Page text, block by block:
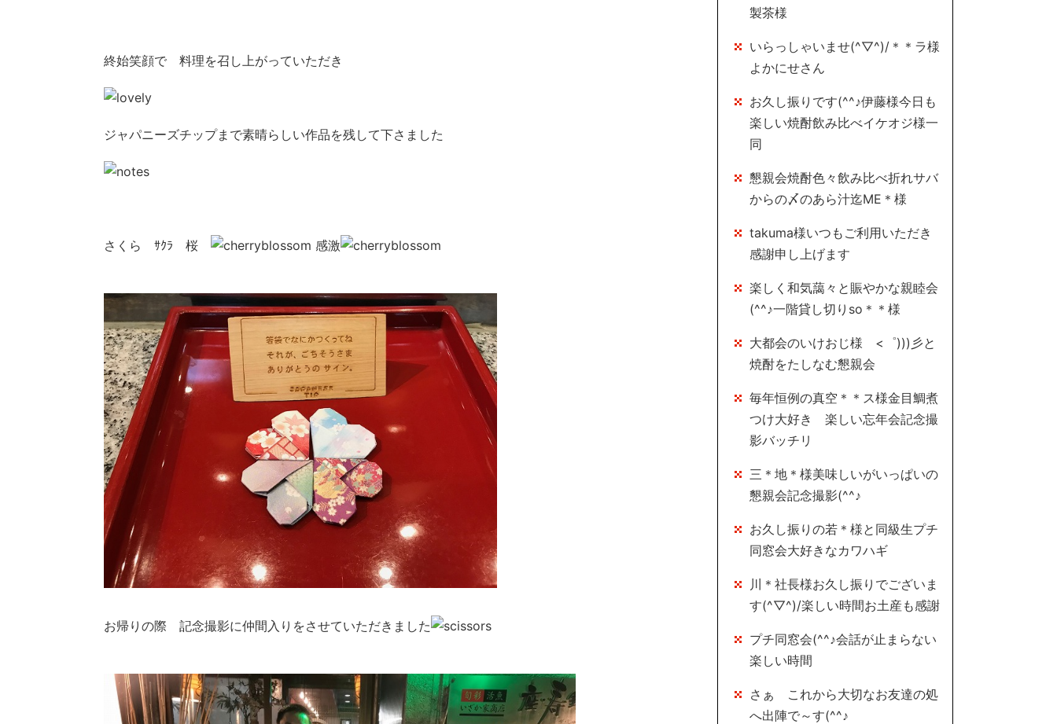
終始笑顔で 料理を召し上がっていただき
ジャパニーズチップまで素晴らしい作品を残して下さました
さくら ｻｸﾗ 桜 感激
お帰りの際 記念撮影に仲間入りをさせていただきました
製茶様
いらっしゃいませ(^▽^)/＊＊ラ様
よかにせさん
お久し振りです(^^♪伊藤様今日も
楽しい焼酎飲み比べイケオジ様一
同
懇親会焼酎色々飲み比べ折れサバ
からの〆のあら汁迄ME＊様
takuma様いつもご利用いただき
感謝申し上げます
楽しく和気藹々と賑やかな親睦会
(^^♪一階貸し切りso＊＊様
大都会のいけおじ様 <゜)))彡と
焼酎をたしなむ懇親会
毎年恒例の真空＊＊ス様金目鯛煮
つけ大好き 楽しい忘年会記念撮
影バッチリ
三＊地＊様美味しいがいっぱいの
懇親会記念撮影(^^♪
お久し振りの若＊様と同級生プチ
同窓会大好きなカワハギ
川＊社長様お久し振りでございま
す(^▽^)/楽しい時間お土産も感謝
プチ同窓会(^^♪会話が止まらない
楽しい時間
さぁ これから大切なお友達の処
へ出陣で～す(^^♪